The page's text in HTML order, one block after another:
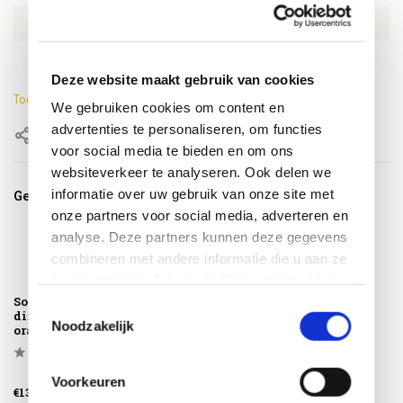
Deze website maakt gebruik van cookies
We gebruiken cookies om content en
advertenties te personaliseren, om functies
voor social media te bieden en om ons
websiteverkeer te analyseren. Ook delen we
informatie over uw gebruik van onze site met
onze partners voor social media, adverteren en
analyse. Deze partners kunnen deze gegevens
combineren met andere informatie die u aan ze
Noodzakelijk
Voorkeuren
Toon meer
Delen
Gerelateerde producten
Sophie Element
dining tuinstoel
oranje Hartman
€139,95